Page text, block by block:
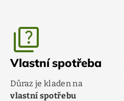
quiz
Vlastní spotřeba
Důraz je kladen na
vlastní spotřebu